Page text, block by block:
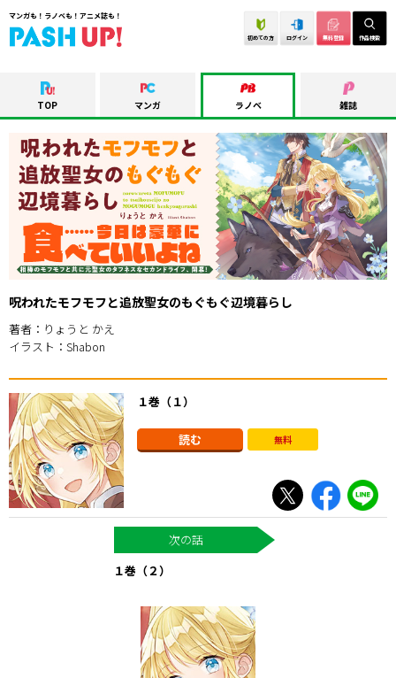
マンガも！ラノベも！アニメ誌も！
初めての方 ログイン 無料登録 作品検索
TOP マンガ ラノベ 雑誌
呪われたモフモフと追放聖女のもぐもぐ辺境暮らし
著者：りょうと かえ
イラスト：Shabon
１巻（１）
読む 無料
１巻（２）